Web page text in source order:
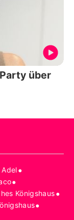
über
•
•
Königshaus•
•